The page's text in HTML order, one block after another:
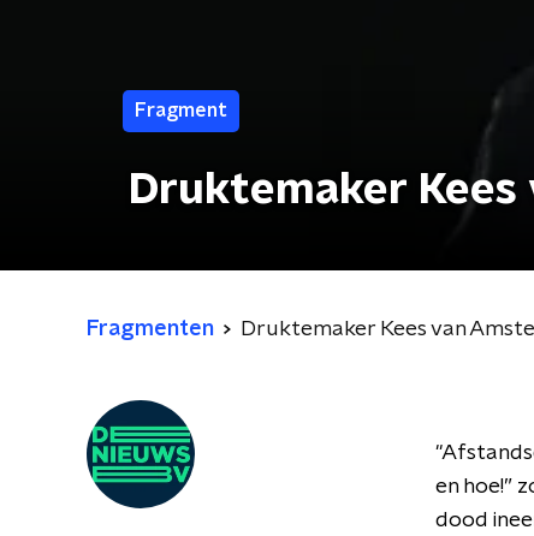
Fragment
Druktemaker
Fragmenten Druktemaker Kees van
en hoe!”
dood